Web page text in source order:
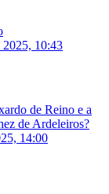
10:43
de Reino e a
de Ardeleiros?
14:00